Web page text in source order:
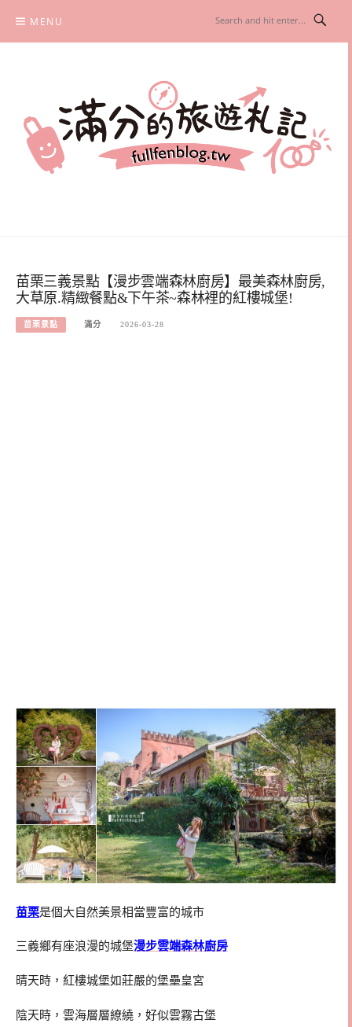
content
MENU
苗栗三義景點【漫步雲端森林廚房】最美森林廚房,
大草原.精緻餐點&下午茶~森林裡的紅樓城堡!
苗栗景點 滿分 2026-03-28
苗栗是個大自然美景相當豐富的城市
三義鄉有座浪漫的城堡漫步雲端森林廚房
晴天時，紅樓城堡如莊嚴的堡壘皇宮
陰天時，雲海層層繚繞，好似雲霧古堡